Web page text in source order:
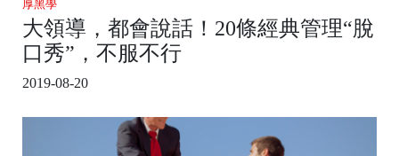
厚黑學
大領導，都會說話！20條經典管理“脫
口秀”，不服不行
2019-08-20